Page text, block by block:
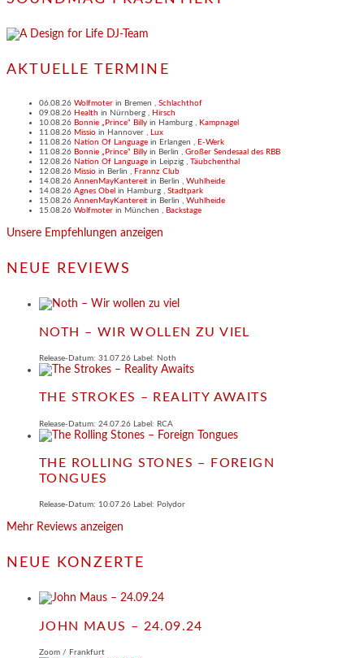
AKTUELLE TERMINE
06.08.26 Wolfmoter in Bremen , Schlachthof
09.08.26 Health in Nürnberg , Hirsch
10.08.26 Bonnie „Prince“ Billy in Hamburg , Kampnagel
11.08.26 Missio in Hannover , Lux
11.08.26 Nation Of Language in Erlangen , E-Werk
11.08.26 Bonnie „Prince“ Billy in Berlin , Großer Sendesaal des RBB
12.08.26 Nation Of Language in Leipzig , Täubchenthal
12.08.26 Missio in Berlin , Frannz Club
14.08.26 AnnenMayKantereit in Berlin , Wuhlheide
14.08.26 Agnes Obel in Hamburg , Stadtpark
15.08.26 AnnenMayKantereit in Berlin , Wuhlheide
15.08.26 Wolfmoter in München , Backstage
Unsere Empfehlungen anzeigen
NEUE REVIEWS
NOTH – WIR WOLLEN ZU VIEL
Release-Datum: 31.07.26 Label: Noth
THE STROKES – REALITY AWAITS
Release-Datum: 24.07.26 Label: RCA
THE ROLLING STONES – FOREIGN
TONGUES
Release-Datum: 10.07.26 Label: Polydor
Mehr Reviews anzeigen
NEUE KONZERTE
JOHN MAUS – 24.09.24
Zoom / Frankfurt